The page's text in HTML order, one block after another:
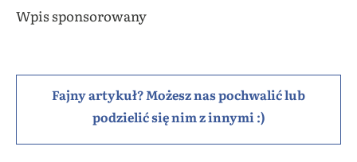
Wpis sponsorowany
Fajny artykuł? Możesz nas pochwalić lub
podzielić się nim z innymi :)